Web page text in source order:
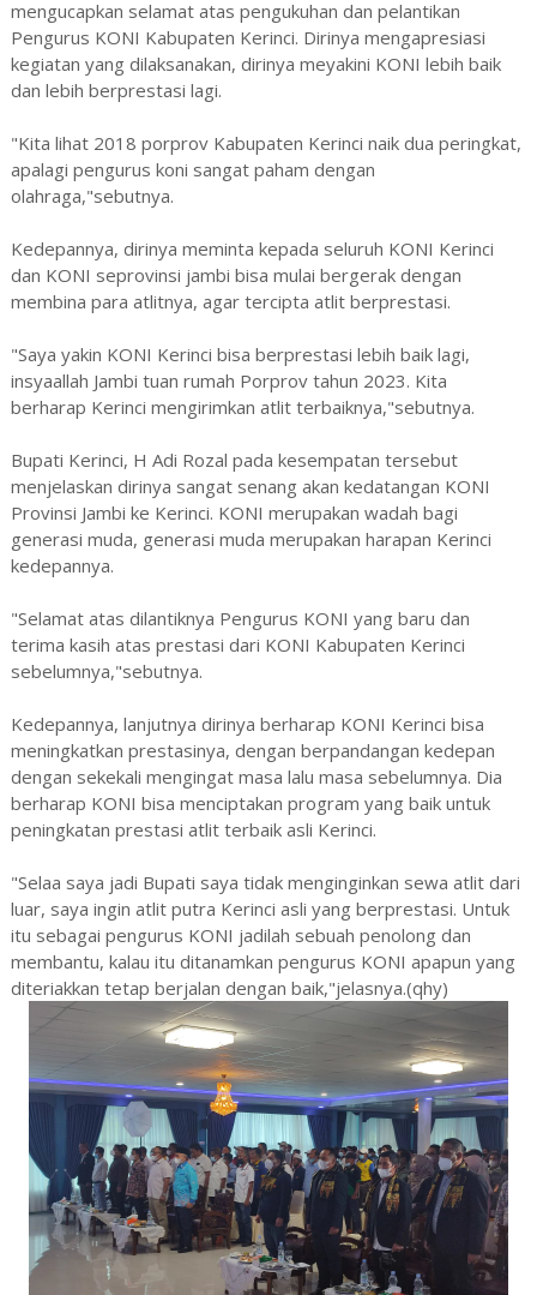
mengucapkan selamat atas pengukuhan dan pelantikan
Pengurus KONI Kabupaten Kerinci. Dirinya mengapresiasi
kegiatan yang dilaksanakan, dirinya meyakini KONI lebih baik
dan lebih berprestasi lagi.
"Kita lihat 2018 porprov Kabupaten Kerinci naik dua peringkat,
apalagi pengurus koni sangat paham dengan
olahraga,"sebutnya.
Kedepannya, dirinya meminta kepada seluruh KONI Kerinci
dan KONI seprovinsi jambi bisa mulai bergerak dengan
membina para atlitnya, agar tercipta atlit berprestasi.
"Saya yakin KONI Kerinci bisa berprestasi lebih baik lagi,
insyaallah Jambi tuan rumah Porprov tahun 2023. Kita
berharap Kerinci mengirimkan atlit terbaiknya,"sebutnya.
Bupati Kerinci, H Adi Rozal pada kesempatan tersebut
menjelaskan dirinya sangat senang akan kedatangan KONI
Provinsi Jambi ke Kerinci. KONI merupakan wadah bagi
generasi muda, generasi muda merupakan harapan Kerinci
kedepannya.
"Selamat atas dilantiknya Pengurus KONI yang baru dan
terima kasih atas prestasi dari KONI Kabupaten Kerinci
sebelumnya,"sebutnya.
Kedepannya, lanjutnya dirinya berharap KONI Kerinci bisa
meningkatkan prestasinya, dengan berpandangan kedepan
dengan sekekali mengingat masa lalu masa sebelumnya. Dia
berharap KONI bisa menciptakan program yang baik untuk
peningkatan prestasi atlit terbaik asli Kerinci.
"Selaa saya jadi Bupati saya tidak menginginkan sewa atlit dari
luar, saya ingin atlit putra Kerinci asli yang berprestasi. Untuk
itu sebagai pengurus KONI jadilah sebuah penolong dan
membantu, kalau itu ditanamkan pengurus KONI apapun yang
diteriakkan tetap berjalan dengan baik,"jelasnya.(qhy)